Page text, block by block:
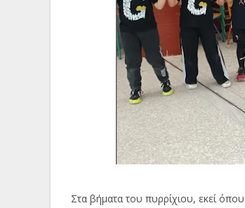
Στα βήματα του πυρρίχιου, εκεί